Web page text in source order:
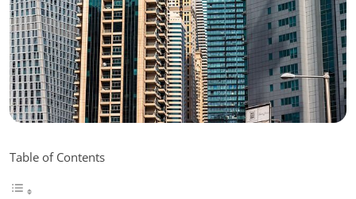
Table of Contents